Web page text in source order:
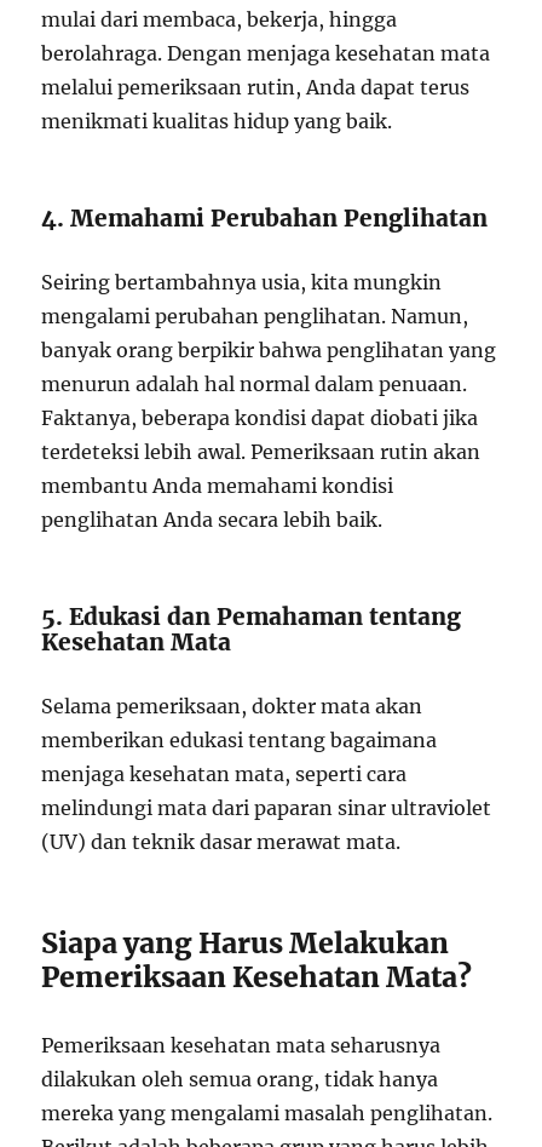
mulai dari membaca, bekerja, hingga
berolahraga. Dengan menjaga kesehatan mata
melalui pemeriksaan rutin, Anda dapat terus
menikmati kualitas hidup yang baik.
4. Memahami Perubahan Penglihatan
Seiring bertambahnya usia, kita mungkin
mengalami perubahan penglihatan. Namun,
banyak orang berpikir bahwa penglihatan yang
menurun adalah hal normal dalam penuaan.
Faktanya, beberapa kondisi dapat diobati jika
terdeteksi lebih awal. Pemeriksaan rutin akan
membantu Anda memahami kondisi
penglihatan Anda secara lebih baik.
5. Edukasi dan Pemahaman tentang
Kesehatan Mata
Selama pemeriksaan, dokter mata akan
memberikan edukasi tentang bagaimana
menjaga kesehatan mata, seperti cara
melindungi mata dari paparan sinar ultraviolet
(UV) dan teknik dasar merawat mata.
Siapa yang Harus Melakukan
Pemeriksaan Kesehatan Mata?
Pemeriksaan kesehatan mata seharusnya
dilakukan oleh semua orang, tidak hanya
mereka yang mengalami masalah penglihatan.